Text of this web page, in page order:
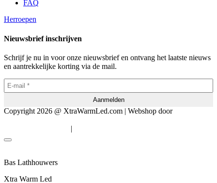
FAQ
Herroepen
Nieuwsbrief inschrijven
Schrijf je nu in voor onze nieuwsbrief en ontvang het laatste nieuws
en aantrekkelijke korting via de mail.
Copyright 2026 @ XtraWarmLed.com | Webshop door
|
Bas Lathhouwers
Xtra Warm Led